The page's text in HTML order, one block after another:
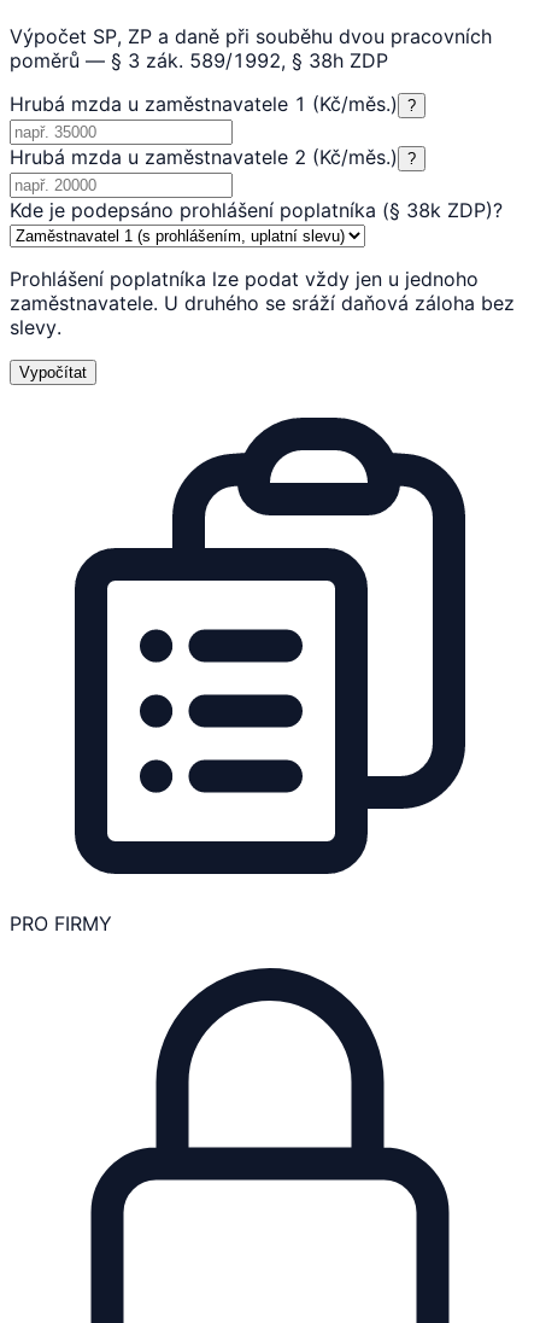
Výpočet SP, ZP a daně při souběhu dvou pracovních
poměrů — § 3 zák. 589/1992, § 38h ZDP
Hrubá mzda u zaměstnavatele 1 (Kč/měs.)
?
Hrubá mzda u zaměstnavatele 2 (Kč/měs.) ?
Kde je podepsáno prohlášení poplatníka (§ 38k ZDP)?
Prohlášení poplatníka lze podat vždy jen u jednoho
zaměstnavatele. U druhého se sráží daňová záloha bez
slevy.
Vypočítat
PRO FIRMY